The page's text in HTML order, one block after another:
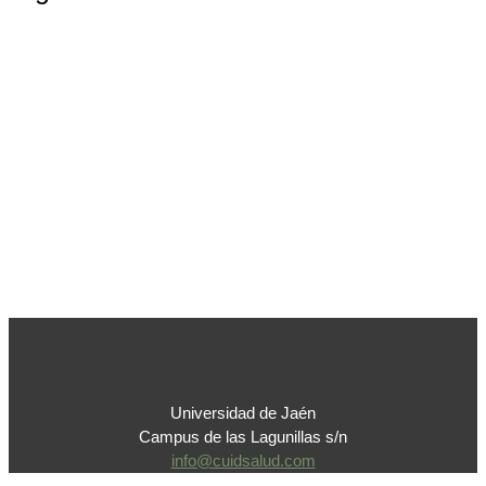
Universidad de Jaén
Campus de las Lagunillas s/n
info@cuidsalud.com